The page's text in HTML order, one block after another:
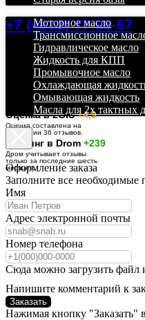
+7 (4212) 77-55-57
Оценка в 2GIS+4,9
Оценка составлена на
основании 36 отзывов.
Рейтинг в Drom +239
Дром учитывает отзывы
только за последние шесть
месяцев.
Моторное масло
Трансмиссионное
Гидравлическое масло
Жидкость для КПП
Промывочное масло
Охлаждающая
Омывающая жидкость
Масла для 2х тактных
Оформление заказа
Заполните все необходимые
Имя
Адрес электронной почты
Номер телефона
Сюда можно загрузить файл
Напишите комментарий к
Заказать
Нажимая кнопку "Заказать"